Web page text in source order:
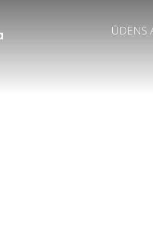
ŪDENS